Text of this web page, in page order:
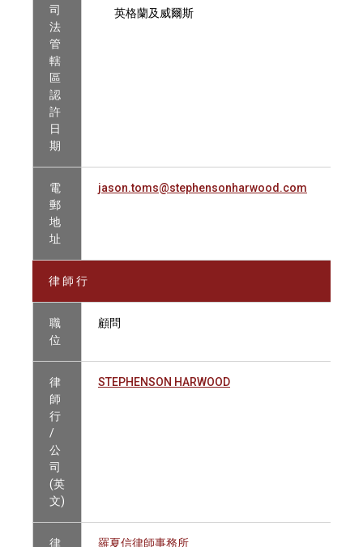
司
法
管
轄
區
認
許
日
期
英格蘭及威爾斯
電
郵
地
址
jason.toms@stephensonharwood.com
律 師 行
職
位
顧問
律
師
行
/
公
司
(英
文)
STEPHENSON HARWOOD
律
羅夏信律師事務所